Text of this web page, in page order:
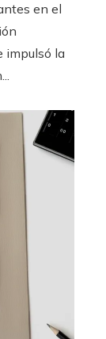
en el
impulsó la